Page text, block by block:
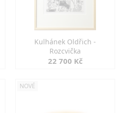
Kulhánek Oldřich -
Rozcvička
22 700 Kč
NOVÉ